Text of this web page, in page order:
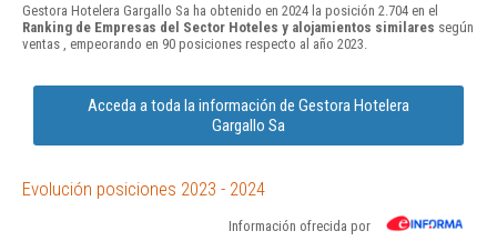
Gestora Hotelera Gargallo Sa ha obtenido en 2024 la posición 2.704 en el
Ranking de Empresas del Sector Hoteles y alojamientos similares según
ventas , empeorando en 90 posiciones respecto al año 2023.
Acceda a toda la información de Gestora Hotelera
Gargallo Sa
Evolución posiciones 2023 - 2024
Información ofrecida por